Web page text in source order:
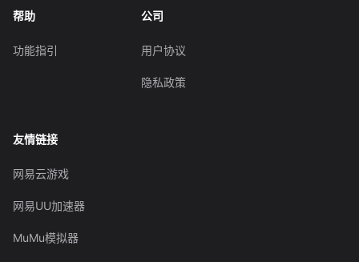
帮助
功能指引
公司
用户协议
隐私政策
友情链接
网易云游戏
网易UU加速器
MuMu模拟器